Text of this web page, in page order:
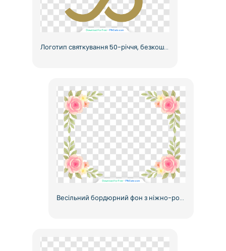
Логотип святкування 50-річчя, безкоштовний PNG
Весільний бордюрний фон з ніжно-рожевими квітами, безкоштовний PNG